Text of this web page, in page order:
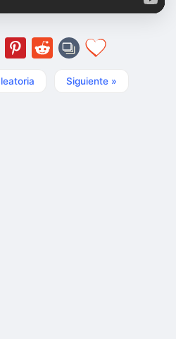
Siguiente »